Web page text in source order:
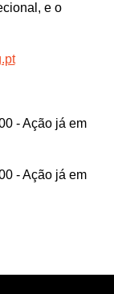
e o
- Ação já em
- Ação já em